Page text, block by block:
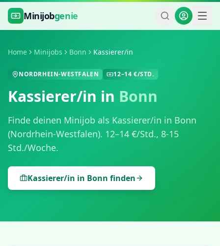
Zum Hauptinhalt springen
Minijobgenie
Home Minijobs Bonn Kassierer/in
NORDRHEIN-WESTFALEN 12–14 €/STD.
Kassierer/in in Bonn
Finde deinen Minijob als Kassierer/in in Bonn
(Nordrhein-Westfalen). 12–14 €/Std., 8-15
Std./Woche.
Kassierer/in in Bonn finden